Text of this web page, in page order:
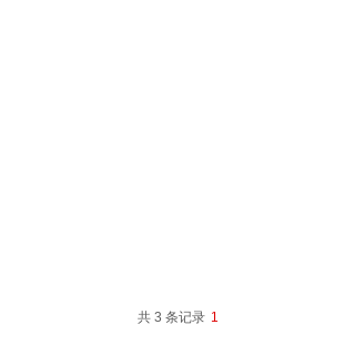
共 3 条记录 1